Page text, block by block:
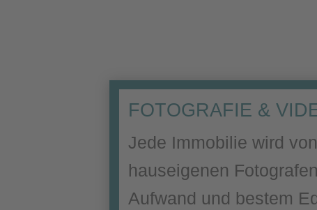
FOTOGRAFIE &
Jede Immobilie wird
hauseigenen
Aufwand und bestem